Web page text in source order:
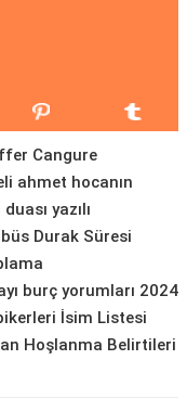
Cangure
ahmet hocanın
yazılı
Durak Süresi
burç yorumları 2024
İsim Listesi
Hoşlanma Belirtileri